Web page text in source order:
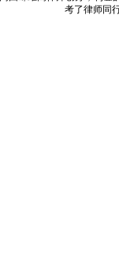
考了律师同